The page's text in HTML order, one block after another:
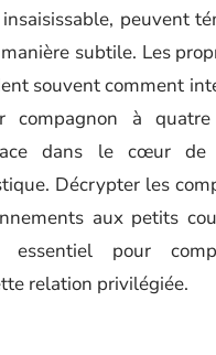
peuvent
subtile. Les
souvent comment
compagnon à
dans le cœur
Décrypter les
aux petits
essentiel pour
relation privilégiée.